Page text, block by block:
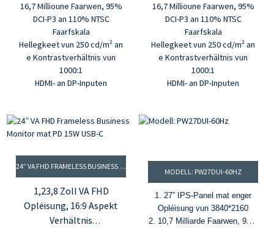
16,7 Millioune Faarwen, 95%
DCI-P3 an 110% NTSC
Faarfskala
Hellegkeet vun 250 cd/m² an
e Kontrastverhältnis vun
1000:1
HDMI- an DP-Inputen
16,7 Millioune Faarwen, 95%
DCI-P3 an 110% NTSC
Faarfskala
Hellegkeet vun 250 cd/m² an
e Kontrastverhältnis vun
1000:1
HDMI- an DP-Inputen
24” VA FHD FRAMELESS BUSINESS MONITOR MAT PD 15W USB-C
1,23,8 Zoll VA FHD
Opléisung, 16:9 Aspekt
Verhältnis
MODELL: PW27DUI-60HZ
1. 27” IPS-Panel mat enger
Opléisung vun 3840*2160
2. 10,7 Milliarde Faarwen, 99%